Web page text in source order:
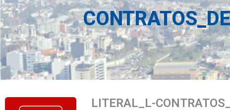
LITERAL_L-